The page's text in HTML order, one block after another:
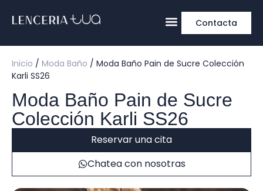
Contacta
Inicio / Moda Baño / Moda Baño Pain de Sucre Colección
Karli SS26
Moda Baño Pain de Sucre
Colección Karli SS26
Reservar una cita
Chatea con nosotras